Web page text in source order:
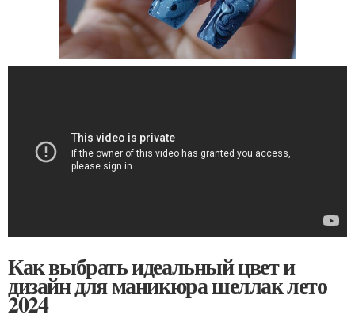
Как выбрать идеальный цвет и
дизайн для маникюра шеллак лето
2024